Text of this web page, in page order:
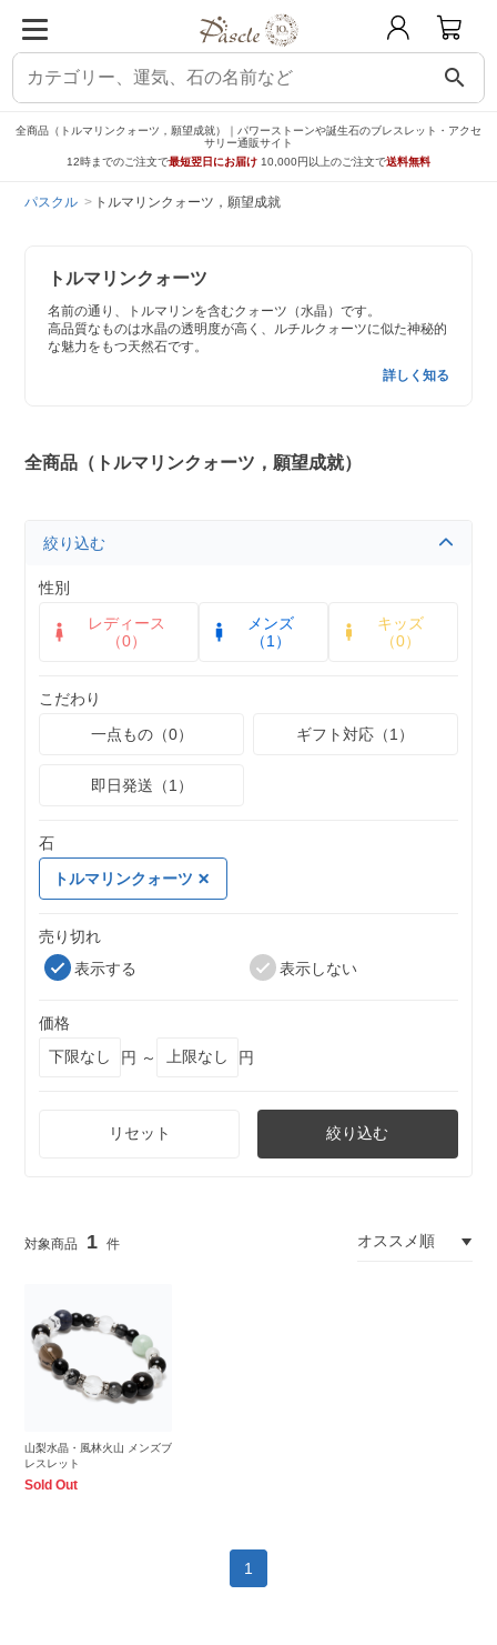
search
全商品（トルマリンクォーツ，願望成就）｜パワーストーンや誕生石のブレスレット・アクセ
サリー通販サイト
12時までのご注文で最短翌日にお届け 10,000円以上のご注文で送料無料
パスクル トルマリンクォーツ，願望成就
トルマリンクォーツ
名前の通り、トルマリンを含むクォーツ（水晶）です。
高品質なものは水晶の透明度が高く、ルチルクォーツに似た神秘的
な魅力をもつ天然石です。
詳しく知る
全商品（トルマリンクォーツ，願望成就）
絞り込む
性別
レディース
（0）
メンズ
（1）
キッズ
（0）
こだわり
一点もの（0）
ギフト対応（1）
即日発送（1）
石
トルマリンクォーツ
売り切れ
表示する
表示しない
価格
円 ～
円
リセット 絞り込む
1
山梨水晶・風林火山 メンズブ
レスレット
Sold Out
1